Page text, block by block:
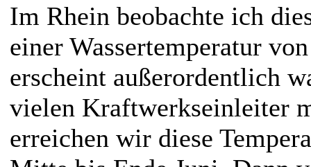
Im Rhein beobachte ich
einer Wassertemperatur
erscheint außerordentlich
vielen Kraftwerkseinleiter
erreichen wir diese